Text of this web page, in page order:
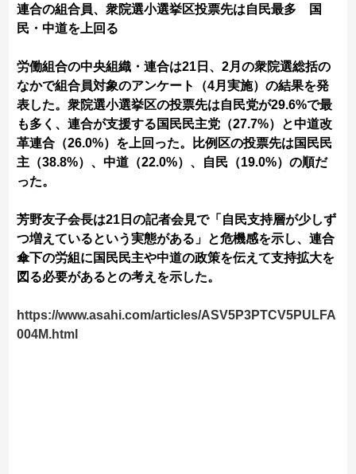
連合の組合員、衆院選小選挙区投票先は自民最多 国
民・中道を上回る
労働組合の中央組織・連合は21日、2月の衆院選総括の
なかで組合員対象のアンケート（4月実施）の結果を発
表した。衆院選小選挙区の投票先は自民党が29.6%で最
も多く、連合が支援する国民民主党（27.7%）と中道改
革連合（26.0%）を上回った。比例区の投票先は国民民
主（38.8%）、中道（22.0%）、自民（19.0%）の順だ
った。
芳野友子会長は21日の記者会見で「自民支持層が少しず
つ増えているという実態がある」と危機感を示し、連合
傘下の労組に国民民主や中道の政策を伝えて支持拡大を
図る必要があるとの考えを示した。
https://www.asahi.com/articles/ASV5P3PTCV5PULFA
004M.html